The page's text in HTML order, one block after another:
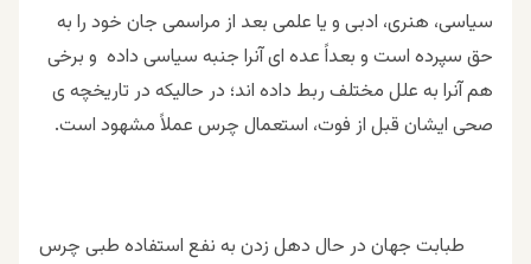
سياسى، هنرى، ادبى و يا علمى بعد از مراسمى جان خود را به
حق سپرده است و بعداً عده اى آنرا جنبه سياسى داده و برخى
هم آنرا به علل مختلف ربط داده اند؛ در حاليكه در تاریخچه ی
صحی ایشان قبل از فوت، استعمال چرس عملاً مشهود است.
طبابت جهان در حال دهل زدن به نفع استفاده طبى چرس